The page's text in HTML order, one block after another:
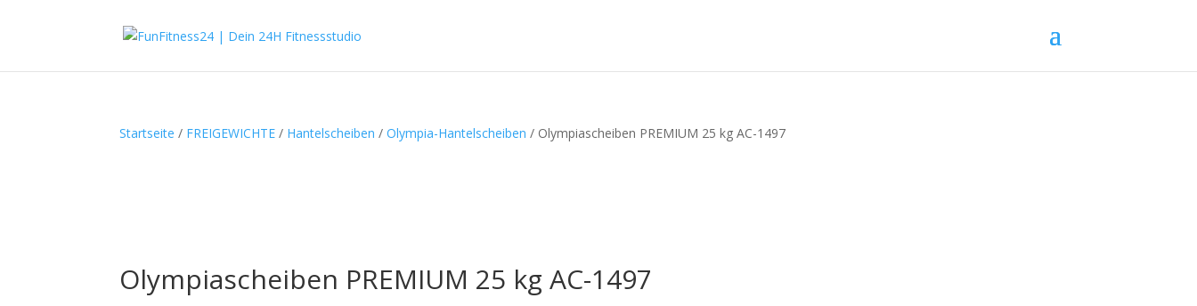
Startseite / FREIGEWICHTE / Hantelscheiben /Olympia-Hantelscheiben / Olympiascheiben PREMIUM 25 kg AC-1497
Olympiascheiben PREMIUM 25 kg AC-1497